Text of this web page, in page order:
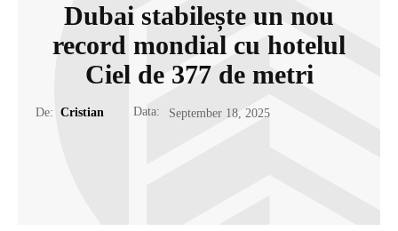
Dubai stabilește un nou
record mondial cu hotelul
Ciel de 377 de metri
De: Cristian Data: September 18, 2025